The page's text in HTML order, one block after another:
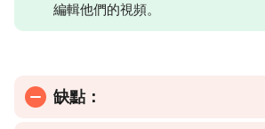
編輯他們的視頻。
缺點：